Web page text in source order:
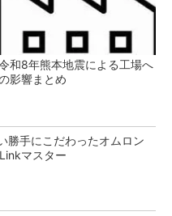
和8年熊本地震による工場へ
影響まとめ
手にこだわったオムロン
マスター